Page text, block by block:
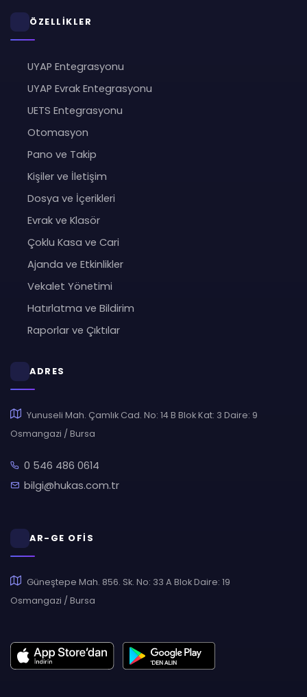
ÖZELLİKLER
UYAP Entegrasyonu
UYAP Evrak Entegrasyonu
UETS Entegrasyonu
Otomasyon
Pano ve Takip
Kişiler ve İletişim
Dosya ve İçerikleri
Evrak ve Klasör
Çoklu Kasa ve Cari
Ajanda ve Etkinlikler
Vekalet Yönetimi
Hatırlatma ve Bildirim
Raporlar ve Çıktılar
ADRES
Yunuseli Mah. Çamlık Cad. No: 14 B Blok Kat: 3 Daire: 9
Osmangazi / Bursa
0 546 486 0614
bilgi@hukas.com.tr
AR-GE OFİS
Güneştepe Mah. 856. Sk. No: 33 A Blok Daire: 19
Osmangazi / Bursa